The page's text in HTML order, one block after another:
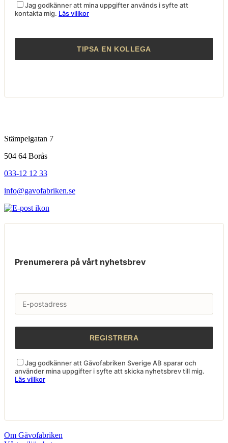
Jag godkänner att mina uppgifter används i syfte att
kontakta mig. Läs villkor
Stämpelgatan 7
504 64 Borås
033-12 12 33
info@gavofabriken.se
Prenumerera på vårt nyhetsbrev
Jag godkänner att Gåvofabriken Sverige AB sparar och
använder mina uppgifter i syfte att skicka nyhetsbrev till mig.
Läs villkor
Om Gåvofabriken